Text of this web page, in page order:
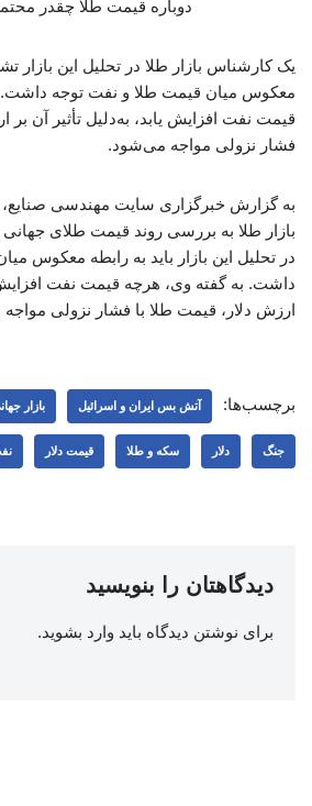
یک کارشناس بازار طلا در تحلیل این بازار
معکوس میان قیمت طلا و نفت توجه داشت.
قیمت نفت افزایش یابد، به‌دلیل تأثیر آن بر
فشار نزولی مواجه می‌شود.
به گزارش خبرگزاری سایت مهندسی
بازار طلا به بررسی روند قیمت طلای جهانی
در تحلیل این بازار باید به رابطه معکوس
داشت. به گفته وی، هرچه قیمت نفت افزایش
ارزش دلار، قیمت طلا با فشار نزولی
برچسب‌ها: آتش بس ایران و اسرائیل بازار
جنگ دلار سکه و طلا قیمت دلار
دیدگاهتان را بنویسید
برای نوشتن دیدگاه باید وارد بشوید.